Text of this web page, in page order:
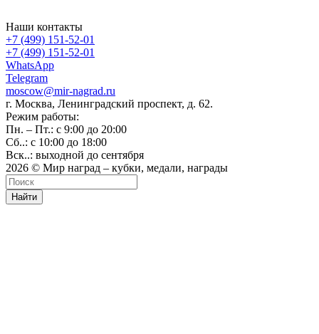
Наши контакты
+7 (499) 151-52-01
+7 (499) 151-52-01
WhatsApp
Telegram
moscow@mir-nagrad.ru
г. Москва, Ленинградский проспект, д. 62.
Режим работы:
Пн. – Пт.: с 9:00 до 20:00
Сб..: с 10:00 до 18:00
Вск..: выходной до сентября
2026 © Мир наград – кубки, медали, награды
Найти